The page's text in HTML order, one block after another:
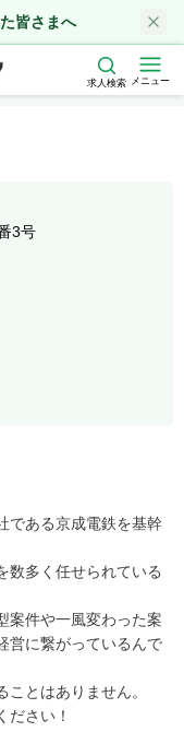
皆さまへ
求人検索 メニュー
3号
である京成電鉄を基幹
数多く任せられている
案件や一風変わった案
営に繋がっているんで
とはありません。
ださい！